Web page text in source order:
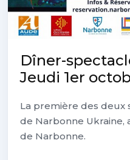
Dîner-
Jeudi 1er
La première des deux
de Narbonne Ukraine,
de Narbonne.